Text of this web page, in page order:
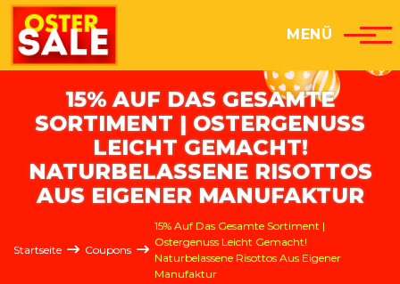
Direkt zum Inhalt
MENÜ
15% AUF DAS GESAMTE
SORTIMENT | OSTERGENUSS
LEICHT GEMACHT!
NATURBELASSENE RISOTTOS
AUS EIGENER MANUFAKTUR
Pfadnavigation
Startseite Coupons
15% Auf Das Gesamte Sortiment |
Ostergenuss Leicht Gemacht!
Naturbelassene Risottos Aus Eigener
Manufaktur